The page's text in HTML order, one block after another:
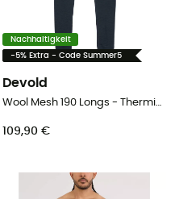
Nachhaltigkeit
-5% Extra - Code Summer5
Devold
Wool Mesh 190 Longs - Thermische Merinowollstrumpfhose - Herren
109,90 €